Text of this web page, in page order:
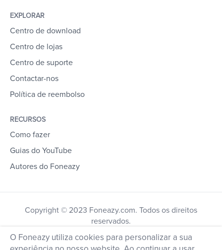
EXPLORAR
Centro de download
Centro de lojas
Centro de suporte
Contactar-nos
Política de reembolso
RECURSOS
Como fazer
Guias do YouTube
Autores do Foneazy
Copyright © 2023 Foneazy.com. Todos os direitos
reservados.
O Foneazy utiliza cookies para personalizar a sua